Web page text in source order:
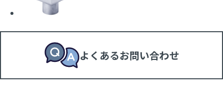
よくあるお問い合わせ